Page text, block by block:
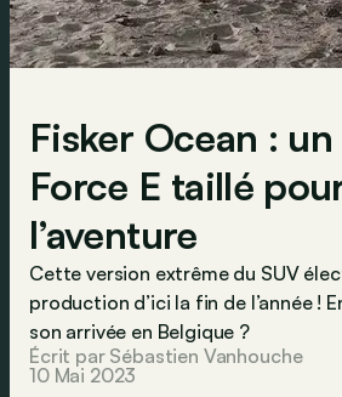
Fisker Ocean :
Force E taillé
l’aventure
Cette version extrême du SUV
production d’ici la fin de l’année !
son arrivée en Belgique ?
Écrit par Sébastien Vanhouche
10 Mai 2023